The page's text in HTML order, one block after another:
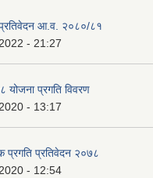
प्रतिवेदन आ.व. २०८०/८१
- 21:27
प्रगति विवरण
- 13:17
प्रगति प्रतिवेदन २०७८
- 12:54